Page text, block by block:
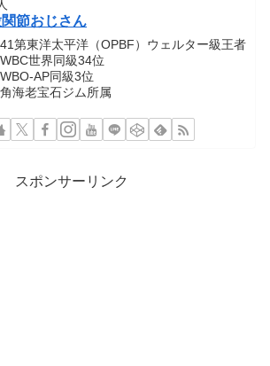
関節おじさん
第東洋太平洋（OPBF）ウェルター級王者
世界同級34位
AP同級3位
海老宝石ジム所属
スポンサーリンク